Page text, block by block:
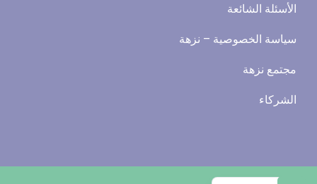
الأسئلة الشائعة
سياسة الخصوصية – نزهة
مجتمع نزهة
الشركاء